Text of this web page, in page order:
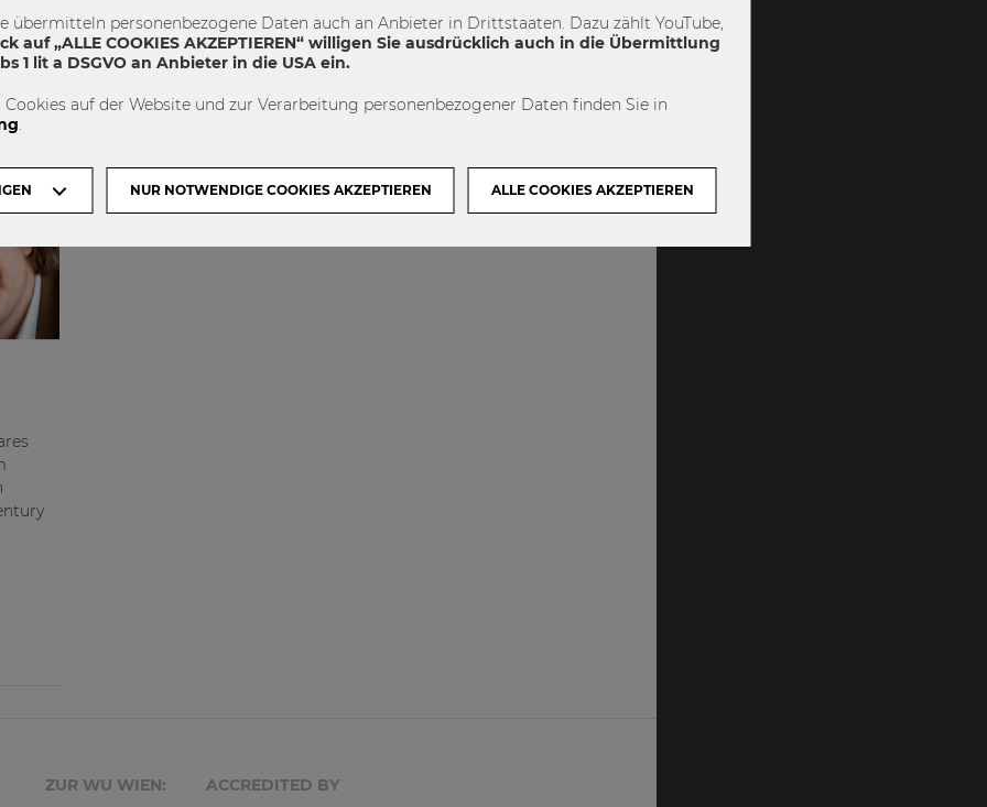
ZUR WU WIEN: ACCREDITED BY
übermitteln personenbezogene Daten auch an Anbieter in Drittstaaten. Dazu zählt YouTube,
auf „ALLE COOKIES AKZEPTIEREN“ willigen Sie ausdrücklich auch in die Übermittlung
1 lit a DSGVO an Anbieter in die USA ein.
auf der Website und zur Verarbeitung personenbezogener Daten finden Sie in
NUR NOTWENDIGE COOKIES AKZEPTIEREN ALLE COOKIES AKZEPTIEREN